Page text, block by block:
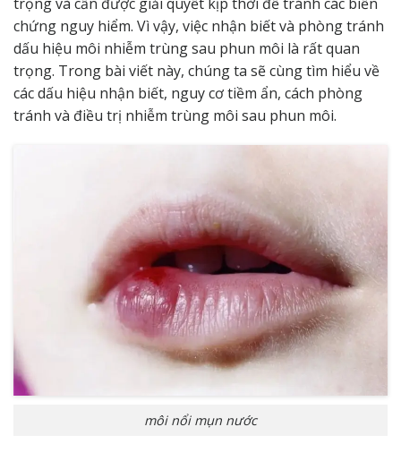
chứng nguy hiểm. Vì vậy, việc nhận biết và phòng tránh
dấu hiệu môi nhiễm trùng sau phun môi là rất quan
trọng. Trong bài viết này, chúng ta sẽ cùng tìm hiểu về
các dấu hiệu nhận biết, nguy cơ tiềm ẩn, cách phòng
tránh và điều trị nhiễm trùng môi sau phun môi.
môi nổi mụn nước